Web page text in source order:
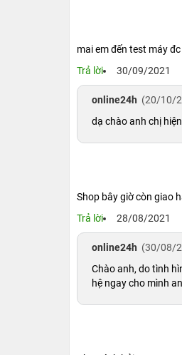
1.6. Hệ thống
Được nhận định là
Đầu tiên, camera
5x, trong khi đó
biên tập.
1.7. Được hỗ trợ
Đây là công cụ,
với iPhone
12 Pro
Với nam châm tối
thảm sạc Qi hiện có.
mai em đến test máy đc
Trả lời
30/09/2021
online24h (20/10/
dạ chào anh chị
Shop bây giờ còn giao
Trả lời
28/08/2021
online24h (30/08/
Chào anh, do tình
hệ ngay cho mình